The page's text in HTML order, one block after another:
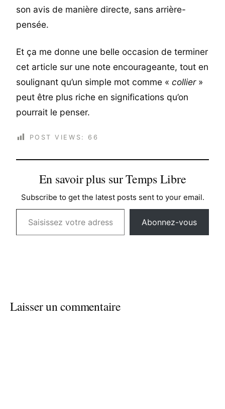
son avis de manière directe, sans arrière-
pensée.
Et ça me donne une belle occasion de terminer
cet article sur une note encourageante, tout en
soulignant qu’un simple mot comme « collier»
peut être plus riche en significations qu’on
pourrait le penser.
POST VIEWS: 66
En savoir plus sur Temps Libre
Subscribe to get the latest posts sent to your email.
Saisissez votre adresse e-mail…
Abonnez-vous
Laisser un commentaire